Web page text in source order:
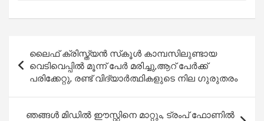
navigation
ലൈഫ് ക്രിസ്ത്യൻ സ്‌കൂൾ കാമ്പസിലുണ്ടായ
വെടിവെപ്പിൽ മൂന്ന് പേർ മരിച്ചു,ആറ് പേർക്ക്
പരിക്കേറ്റു, രണ്ട് വിദ്യാർത്ഥികളുടെ നില ഗുരുതരം
ഞങ്ങൾ മിഡിൽ ഈസ്റ്റിനെ മാറ്റും, ട്രംപ് ഫോണിൽ